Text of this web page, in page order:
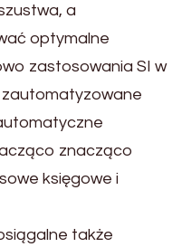
a
optymalne
zastosowania SI w
znacząco
księgowe i
także